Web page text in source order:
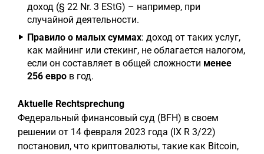
доход (§ 22 Nr. 3 EStG) – например, при
случайной деятельности.
Правило о малых суммах: доход от таких услуг,
как майнинг или стекинг, не облагается налогом,
если он составляет в общей сложности менее
256 евро в год.
Aktuelle Rechtsprechung
Федеральный финансовый суд (BFH) в своем
решении от 14 февраля 2023 года (IX R 3/22)
постановил, что криптовалюты, такие как Bitcoin,